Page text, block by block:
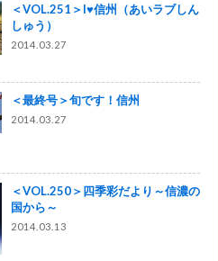
＜VOL.251＞I♥信州（あいラブしん
しゅう）
2014.03.27
＜最終号＞旬です！信州
2014.03.27
＜VOL.250＞四季彩だより～信濃の
国から～
2014.03.13